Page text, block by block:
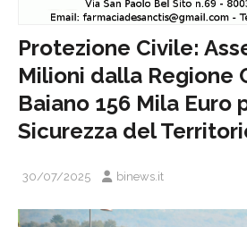
Protezione Civile:
Milioni dalla Regione
Baiano 156 Mila Euro
Sicurezza del
30/07/2025 binews.it